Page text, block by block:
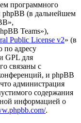
программного
phpBB (в дальнейшем
Teams»),
Public License v2» (в
по адресу
GPL для
связаны с
и phpBB
администрация
содержания
информацией о
.